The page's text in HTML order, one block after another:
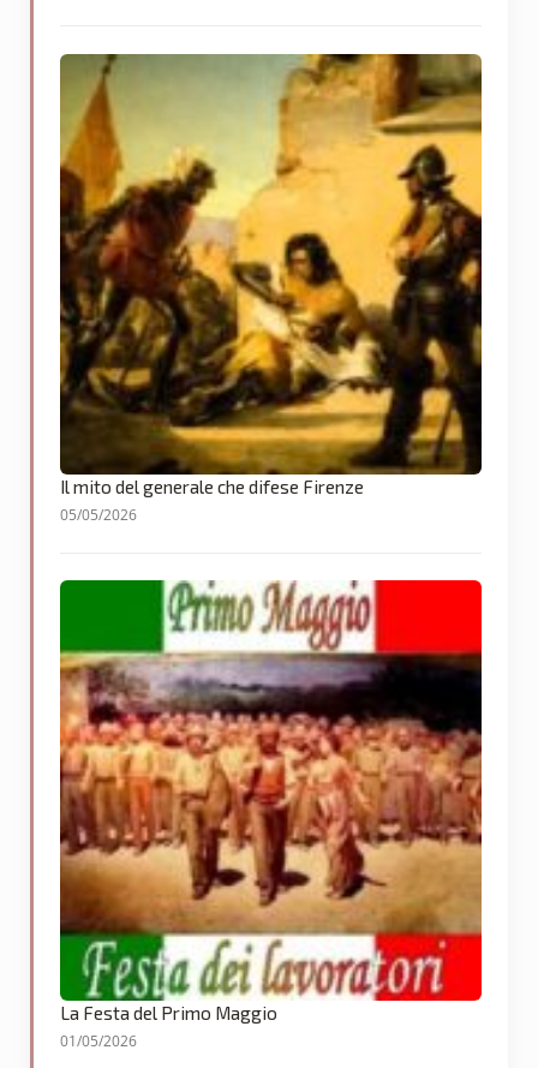
Il mito del generale che difese Firenze
05/05/2026
La Festa del Primo Maggio
01/05/2026